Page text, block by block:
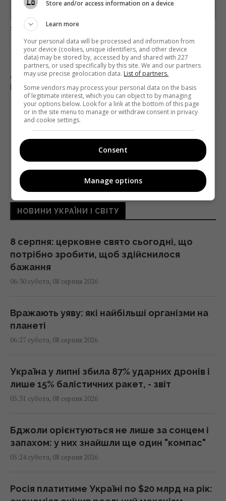
Предоставлено SendPulse
загрузка...
Попередня стаття
ЄВРОБАЧЕННЯ, «МЕСНИКИ» ТА ДЕНЬ МАТЕРІ:
ЩО УКРАЇНЦІ ГУГЛИЛИ МИНУЛОГО ТИЖНЯ
Наступна стаття
АКЦІЇ TESLA ВПАЛИ БІЛЬШ ЯК НА 5% І
НОВИНИ УКРАЇНИ І СВІТУ
8 серпня: церковне свято сьогодні, що
потрібно зробити, щоб здійснилося
бажання
06:30 субота, 08 серпня 2026
Вражають уяву: які найбільші організми на
планеті
06:27 субота, 08 серпня 2026
Україна у липні збила 87% ударних дронів і
лише 15% балістичних ракет, - звіт
05:31 субота, 08 серпня 2026
Бджоли орієнтуються не лише за сонцем і
запахом: у них знайшли ще один "компас"
05:24 субота, 08 серпня 2026
Росія платитиме Україні по $20 млрд на рік:
Store and/or access information on a device
Learn more
Your personal data will be processed and information from
your device (cookies, unique identifiers, and other device
data) may be stored by, accessed by and shared with 227
partners, or used specifically by this site. We and our partners
may use precise geolocation data. List of partners.
Some vendors may process your personal data on the basis
of legitimate interest, which you can object to by managing
your options below. Look for a link at the bottom of this page
or in the site menu to manage or withdraw consent in privacy
and cookie settings.
Consent
Manage options